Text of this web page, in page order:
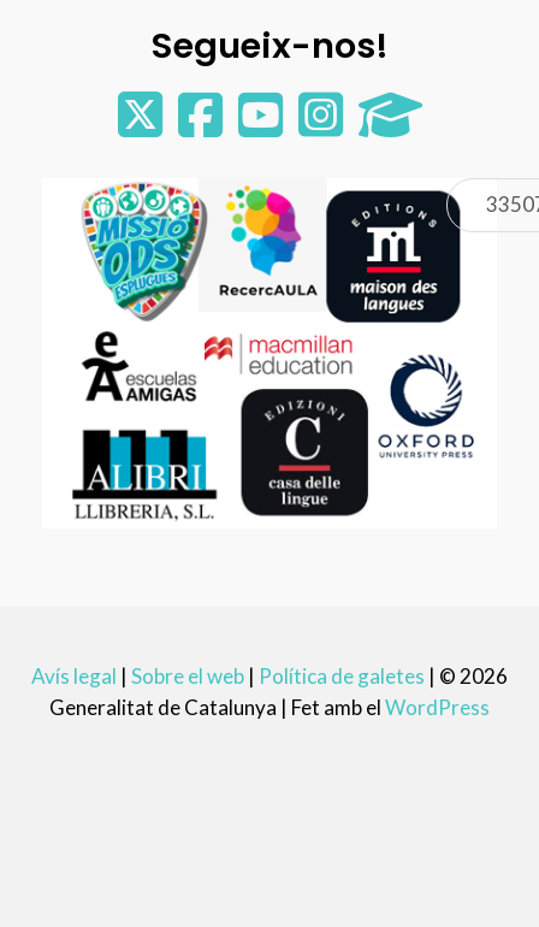
Segueix-nos!
Avís legal | Sobre el web | Política de galetes | © 2026
Generalitat de Catalunya | Fet amb elWordPress